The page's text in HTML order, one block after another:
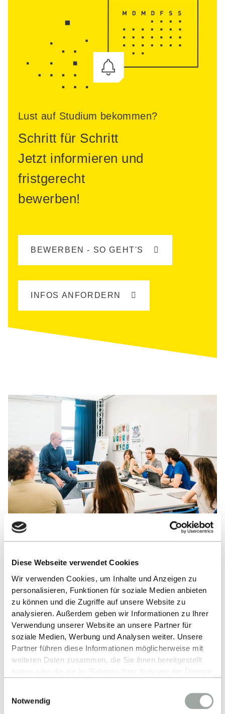
Diese Webseite verwendet Cookies
Wir verwenden Cookies, um Inhalte und Anzeigen zu
personalisieren, Funktionen für soziale Medien anbieten
zu können und die Zugriffe auf unsere Website zu
analysieren. Außerdem geben wir Informationen zu Ihrer
Verwendung unserer Website an unsere Partner für
soziale Medien, Werbung und Analysen weiter. Unsere
Partner führen diese Informationen möglicherweise mit
weiteren Daten zusammen, die Sie ihnen bereitgestellt
Alles zum Thema Cookies und personenbezogene
Datenverarbeitung entnehmen Sie unserer
Notwendig
Lust auf Studium bekommen?
Schritt für Schritt
Jetzt informieren und
fristgerecht
bewerben!
BEWERBEN - SO GEHT'S
INFOS ANFORDERN
Ranking
Die Fakultät Informatik der Hochschule Reutlingen
gehört zu den besten in Deutschland. Alle Bachelor-
und Masterstudiengänge sind ASIIN-akkreditiert,
das heißt, Du profitierst von höchster Qualität in
Lehre und Praxis. Unsere Studiengänge schneiden
regelmäßig sehr gut in verschiedenen Rankings ab,
u.a. im CHE-Ranking und bei StudyCheck.
Zahlreiche Auszeichnungen bestätigen, dass Du
hier von praxisnahem Unterricht bei tollen Profs,
interessanten Projekten und engen Kontakten zur